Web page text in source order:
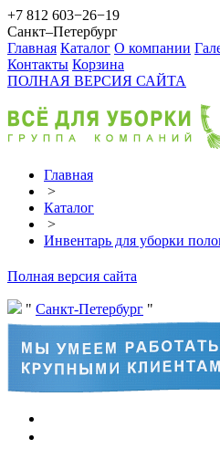
+7 812 603−26−19
Санкт–Петербург
Главная Каталог О компании
Контакты Корзина
ПОЛНАЯ ВЕРСИЯ САЙТА
Главная
>
Каталог
>
Инвентарь для уборки
Полная версия сайта
Санкт-Петербург